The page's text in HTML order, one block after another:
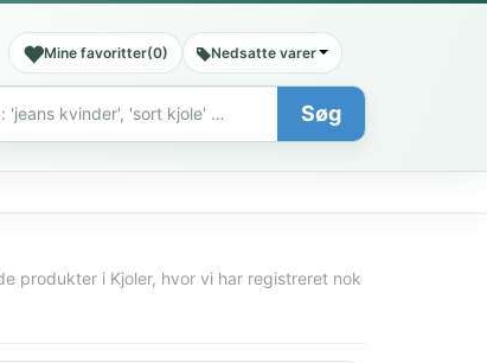
Mine favoritter(0) Nedsatte varer
Søg
produkter i Kjoler, hvor vi har registreret nok